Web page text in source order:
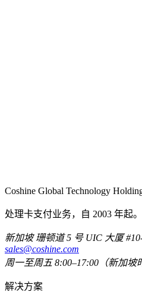
Coshine Global Technology
处理卡支付业务，自 2003 年起。
新加坡 珊顿道 5 号 UIC 大厦 #10-
sales@coshine.com
周一至周五 8:00–17:00（新加坡
解决方案